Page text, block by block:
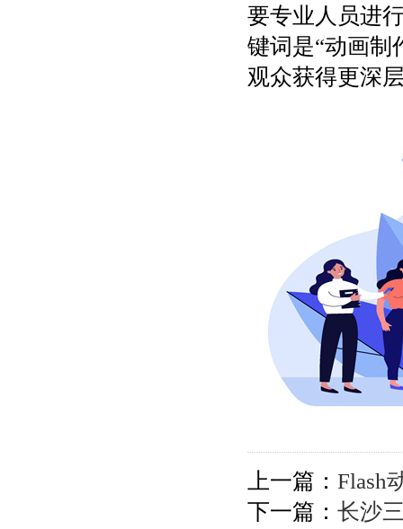
要专业人员进
键词是“动画制
观众获得更深
上一篇： Flash
下一篇： 长沙